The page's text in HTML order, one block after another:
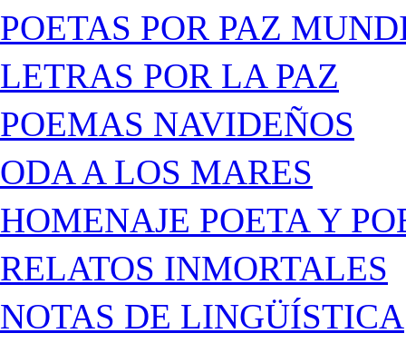
POETAS POR PAZ
LETRAS POR LA PAZ
POEMAS NAVIDEÑOS
ODA A LOS MARES
HOMENAJE POETA Y
RELATOS INMORTALES
NOTAS DE LINGÜÍSTICA